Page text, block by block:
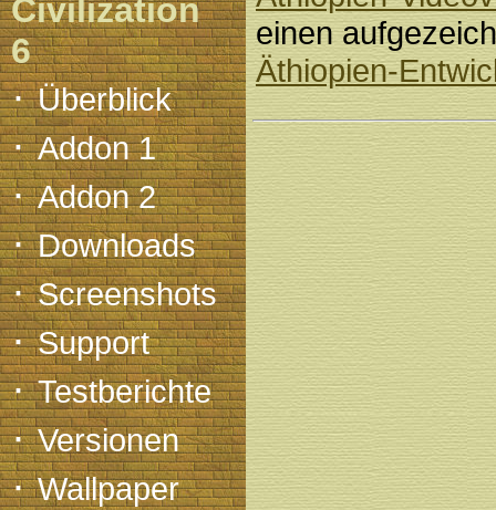
Civilization
6
·Überblick
·Addon 1
·Addon 2
·Downloads
·Screenshots
·Support
·Testberichte
·Versionen
·Wallpaper
einen
Äthiopien-